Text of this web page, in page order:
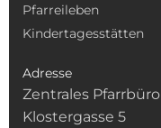
Pfarreileben
Kindertagesstätten
Adresse
Zentrales Pfarrbüro
Klostergasse 5